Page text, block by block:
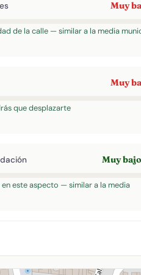
Muy
de la calle — similar a la media
Muy
que desplazarte
Muy bajo
este aspecto — similar a la media